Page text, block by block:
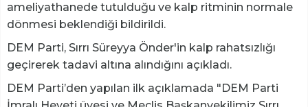
ameliyathanede tutulduğu ve kalp ritminin normale
dönmesi beklendiği bildirildi.
DEM Parti, Sırrı Süreyya Önder'in kalp rahatsızlığı
geçirerek tadavi altına alındığını açıkladı.
DEM Parti’den yapılan ilk açıklamada "DEM Parti